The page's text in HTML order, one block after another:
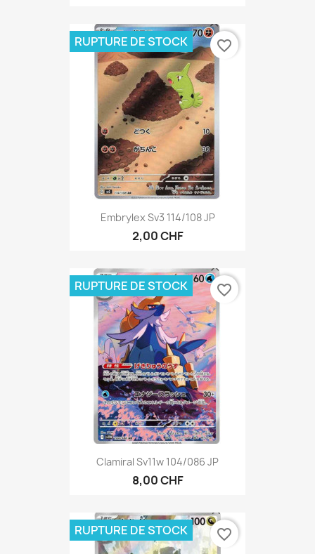
Embrylex Sv3 114/108 JP
2,00 CHF
RUPTURE DE STOCK favorite_border
Clamiral Sv11w 104/086 JP
8,00 CHF
RUPTURE DE STOCK favorite_border
RUPTURE DE STOCK favorite_border